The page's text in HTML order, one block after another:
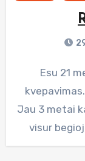
Esu 21 metu , keliavimas man isties kaip
Jau 3 metai
visur